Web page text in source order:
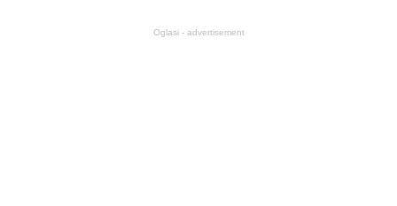
Oglasi - advertisement